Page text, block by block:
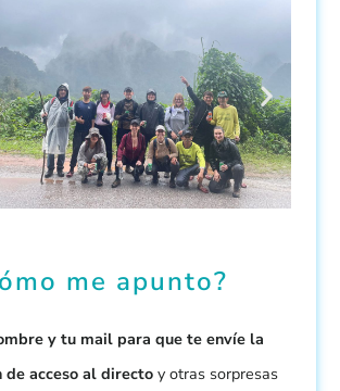
me apunto?
y tu mail para que te envíe la
de acceso al directoy otras sorpresas